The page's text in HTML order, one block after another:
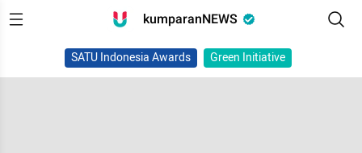
kumparanNEWS
SATU Indonesia Awards Green Initiative